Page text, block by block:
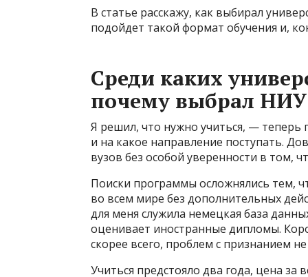
В статье расскажу, как выбирал
подойдет такой формат обучения и,
Среди каких
почему выбрал
Я решил, что нужно учиться, — теперь
и на какое направление поступать.
вузов без особой уверенности в том,
Поиски программы осложнялись тем,
во всем мире без дополнительных
для меня служила немецкая база
оценивает иностранные дипломы.
скорее всего, проблем с признанием
Учиться предстояло два года, цена за